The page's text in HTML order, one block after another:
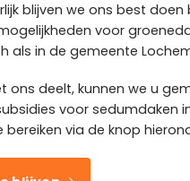
blijven we ons best doen
voor
als in de gemeente
ons deelt, kunnen we u
voor sedumdaken
via de knop